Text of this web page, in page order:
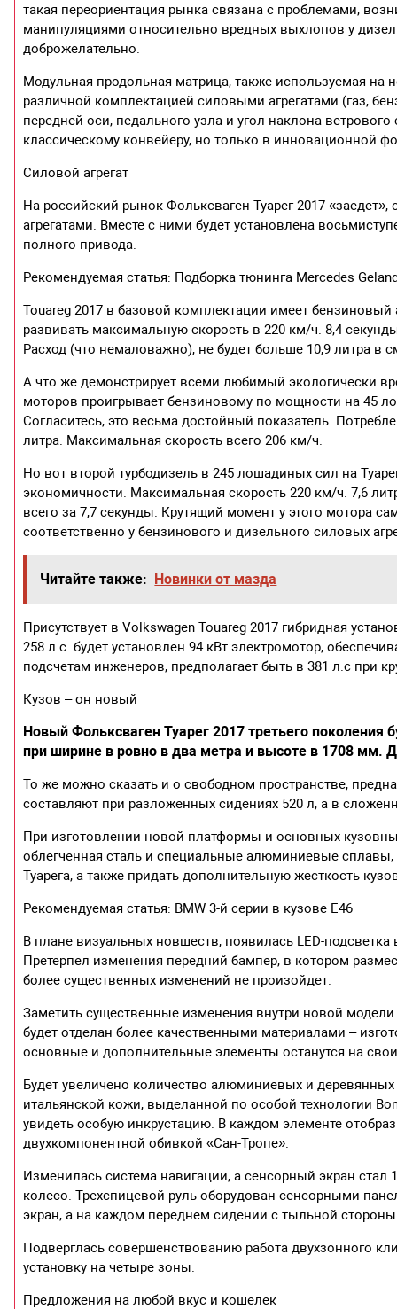
такая переориентация рынка связана с проблемами,
манипуляциями относительно вредных выхлопов у
доброжелательно.
Модульная продольная матрица, также используемая на
различной комплектацией силовыми агрегатами (газ,
передней оси, педального узла и угол наклона
классическому конвейеру, но только в инновационной
Силовой агрегат
На российский рынок Фольксваген Туарег 2017
агрегатами. Вместе с ними будет установлена
полного привода.
Рекомендуемая статья: Подборка тюнинга Mercedes
Touareg 2017 в базовой комплектации имеет
развивать максимальную скорость в 220 км/ч. 8,4
Расход (что немаловажно), не будет больше 10,9 литра в
А что же демонстрирует всеми любимый экологически
моторов проигрывает бензиновому по мощности на 45
Согласитесь, это весьма достойный показатель.
литра. Максимальная скорость всего 206 км/ч.
Но вот второй турбодизель в 245 лошадиных сил на
экономичности. Максимальная скорость 220 км/ч. 7,6
всего за 7,7 секунды. Крутящий момент у этого мотора
соответственно у бензинового и дизельного силовых
Читайте также: Новинки от мазда
Присутствует в Volkswagen Touareg 2017 гибридная
258 л.с. будет установлен 94 кВт электромотор,
подсчетам инженеров, предполагает быть в 381 л.с при
Кузов – он новый
Новый Фольксваген Туарег 2017 третьего
при ширине в ровно в два метра и высоте в 1708 мм.
То же можно сказать и о свободном пространстве,
составляют при разложенных сидениях 520 л, а в
При изготовлении новой платформы и основных
облегченная сталь и специальные алюминиевые
Туарега, а также придать дополнительную жесткость
Рекомендуемая статья: BMW 3-й серии в кузове Е46
В плане визуальных новшеств, появилась LED-
Претерпел изменения передний бампер, в котором
более существенных изменений не произойдет.
Заметить существенные изменения внутри новой модели
будет отделан более качественными материалами –
основные и дополнительные элементы останутся на
Будет увеличено количество алюминиевых и
итальянской кожи, выделанной по особой технологии
увидеть особую инкрустацию. В каждом элементе
двухкомпонентной обивкой «Сан-Тропе».
Изменилась система навигации, а сенсорный экран
колесо. Трехспицевой руль оборудован сенсорными
экран, а на каждом переднем сидении с тыльной
Подверглась совершенствованию работа двухзонного
установку на четыре зоны.
Предложения на любой вкус и кошелек